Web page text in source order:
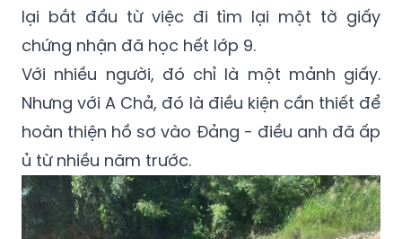
lại bắt đầu từ việc đi tìm lại một tờ giấy
chứng nhận đã học hết lớp 9.
Với nhiều người, đó chỉ là một mảnh giấy.
Nhưng với A Chả, đó là điều kiện cần thiết để
hoàn thiện hồ sơ vào Đảng - điều anh đã ấp
ủ từ nhiều năm trước.